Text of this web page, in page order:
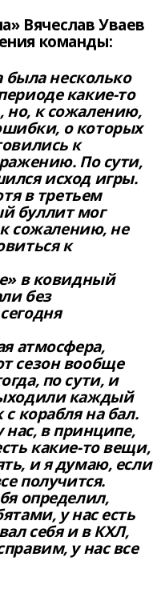
Вячеслав Уваев
команды:
была несколько
какие-то
но, к сожалению,
о которых
к
По сути,
исход игры.
в третьем
буллит мог
сожалению, не
к
в ковидный
без
атмосфера,
сезон вообще
по сути, и
каждый
корабля на бал.
нас, в принципе,
какие-то вещи,
и я думаю, если
получится.
определил,
у нас есть
себя и в КХЛ,
у нас все